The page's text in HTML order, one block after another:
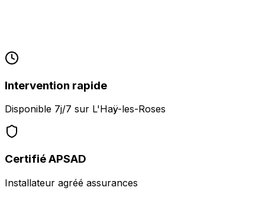
Intervention rapide
Disponible 7j/7 sur L'Haÿ-les-Roses
Certifié APSAD
Installateur agréé assurances